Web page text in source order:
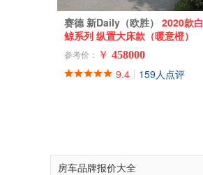
赛德 新Daily（欧胜） 2020款白
鲸系列 纵置大床款（暖意橙）
参考价： ￥ 458000
9.4 159人点评
房车品牌报价大全